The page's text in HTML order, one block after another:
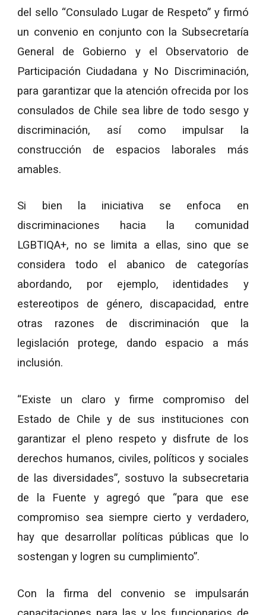
del sello “Consulado Lugar de Respeto” y firmó
un convenio en conjunto con la Subsecretaría
General de Gobierno y el Observatorio de
Participación Ciudadana y No Discriminación,
para garantizar que la atención ofrecida por los
consulados de Chile sea libre de todo sesgo y
discriminación, así como impulsar la
construcción de espacios laborales más
amables.
Si bien la iniciativa se enfoca en
discriminaciones hacia la comunidad
LGBTIQA+, no se limita a ellas, sino que se
considera todo el abanico de categorías
abordando, por ejemplo, identidades y
estereotipos de género, discapacidad, entre
otras razones de discriminación que la
legislación protege, dando espacio a más
inclusión.
“Existe un claro y firme compromiso del
Estado de Chile y de sus instituciones con
garantizar el pleno respeto y disfrute de los
derechos humanos, civiles, políticos y sociales
de las diversidades”, sostuvo la subsecretaria
de la Fuente y agregó que “para que ese
compromiso sea siempre cierto y verdadero,
hay que desarrollar políticas públicas que lo
sostengan y logren su cumplimiento”.
Con la firma del convenio se impulsarán